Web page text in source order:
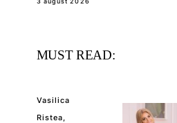
MUST READ:
Vasilica
Ristea,